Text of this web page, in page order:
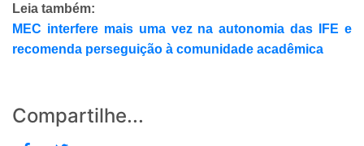
Leia também:
MEC interfere mais uma vez na autonomia das IFE e
recomenda perseguição à comunidade acadêmica
Compartilhe...